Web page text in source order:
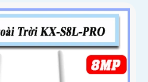
Loa.